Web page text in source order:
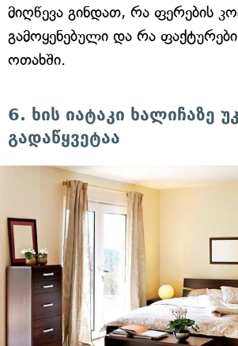
მიღწევა გინდათ, რა ფერების
გამოყენებული და რა
ოთახში.
6. ხის იატაკი ხალიჩაზე
გადაწყვეტაა